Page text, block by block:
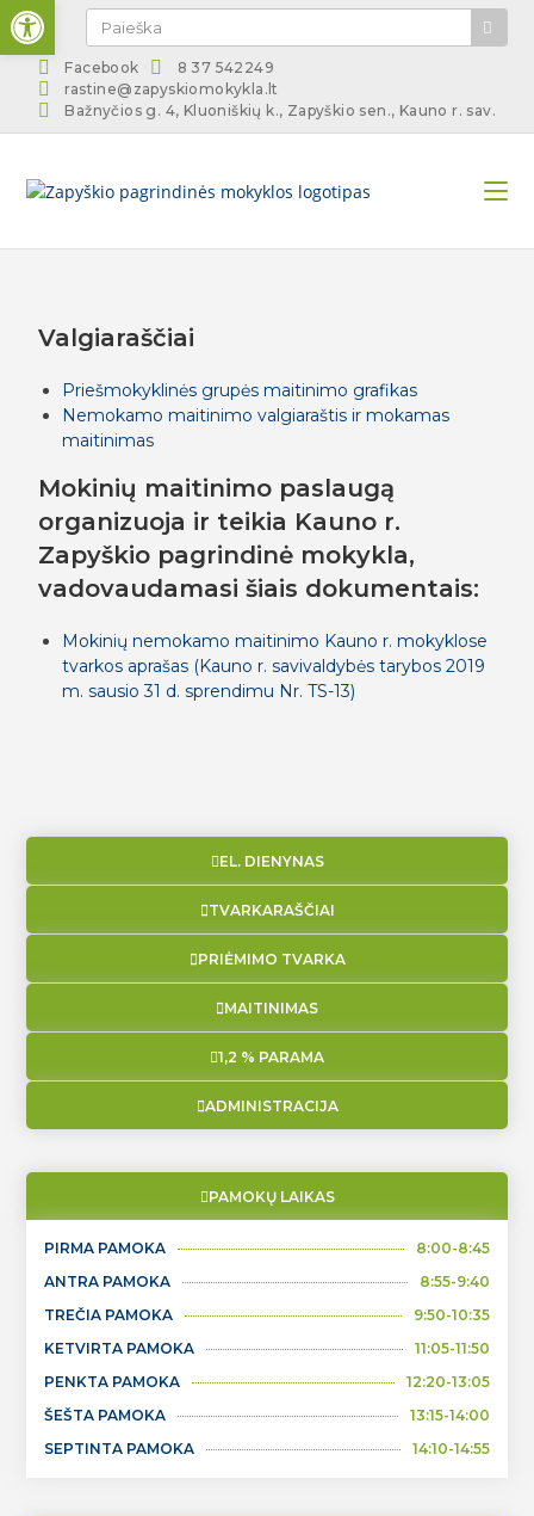
Open toolbar
Facebook
8 37 542249
rastine@zapyskiomokykla.lt
Bažnyčios g. 4, Kluoniškių k., Zapyškio sen., Kauno r. sav.
Valgiaraščiai
Priešmokyklinės grupės maitinimo grafikas
Nemokamo maitinimo valgiaraštis ir mokamas
maitinimas
Mokinių maitinimo paslaugą
organizuoja ir teikia Kauno r.
Zapyškio pagrindinė mokykla,
vadovaudamasi šiais dokumentais:
Mokinių nemokamo maitinimo Kauno r. mokyklose
tvarkos aprašas (Kauno r. savivaldybės tarybos 2019
m. sausio 31 d. sprendimu Nr. TS-13)
EL. DIENYNAS
TVARKARAŠČIAI
PRIĖMIMO TVARKA
MAITINIMAS
1,2 % PARAMA
ADMINISTRACIJA
PAMOKŲ LAIKAS
PIRMA PAMOKA
8:00-8:45
ANTRA PAMOKA
8:55-9:40
TREČIA PAMOKA
9:50-10:35
KETVIRTA PAMOKA
11:05-11:50
PENKTA PAMOKA
12:20-13:05
ŠEŠTA PAMOKA
13:15-14:00
SEPTINTA PAMOKA
14:10-14:55